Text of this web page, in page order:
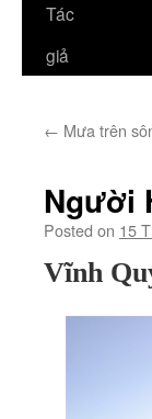
Tác
giả
← Mưa trên
Người
Posted on 15
Vĩnh